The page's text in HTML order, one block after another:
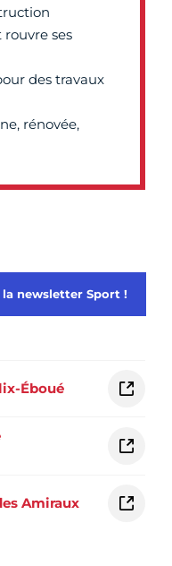
ses
des travaux
rénovée,
la newsletter Sport !
Éboué
Amiraux